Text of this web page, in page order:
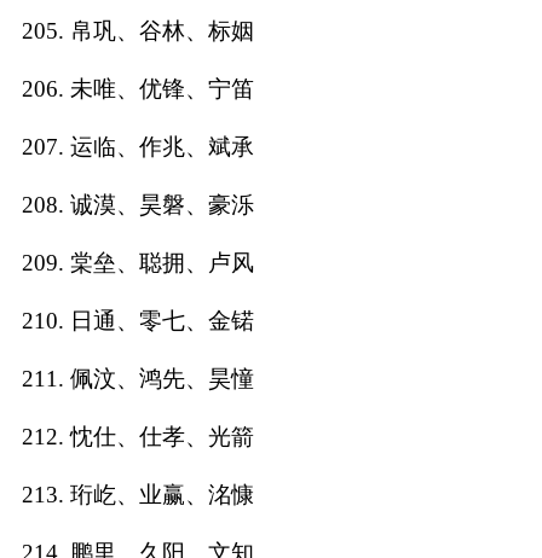
205. 帛巩、谷林、标姻
206. 未唯、优锋、宁笛
207. 运临、作兆、斌承
208. 诚漠、昊磐、豪泺
209. 棠垒、聪拥、卢风
210. 日通、零七、金锘
211. 佩汶、鸿先、昊憧
212. 忱仕、仕孝、光箭
213. 珩屹、业赢、洺慷
214. 鹏里、久阳、文知